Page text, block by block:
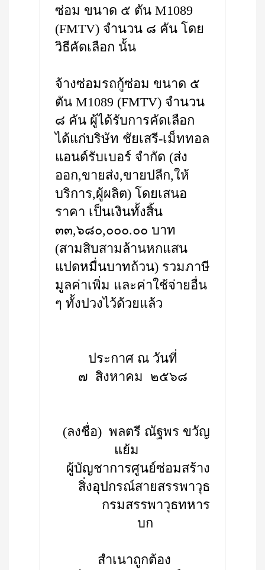
ซ่อม ขนาด ๕ ตัน M1089
(FMTV) จำนวน ๘ คัน โดย
วิธีคัดเลือก นั้น
จ้างซ่อมรถกู้ซ่อม ขนาด ๕
ตัน M1089 (FMTV) จำนวน
๘ คัน ผู้ได้รับการคัดเลือก
ได้แก่บริษัท ชัยเสรี-เม็ททอล
แอนด์รับเบอร์ จำกัด (ส่ง
ออก,ขายส่ง,ขายปลีก,ให้
บริการ,ผู้ผลิต) โดยเสนอ
ราคา เป็นเงินทั้งสิ้น
๓๓,๖๘๐,๐๐๐.๐๐ บาท
(สามสิบสามล้านหกแสน
แปดหมื่นบาทถ้วน) รวมภาษี
มูลค่าเพิ่ม และค่าใช้จ่ายอื่น
ๆ ทั้งปวงไว้ด้วยแล้ว
ประกาศ ณ วันที่
๗ สิงหาคม ๒๕๖๘
(ลงชื่อ) พลตรี ณัฐพร ขวัญ
แย้ม
ผู้บัญชาการศูนย์ซ่อมสร้าง
สิ่งอุปกรณ์สายสรรพาวุธ
กรมสรรพาวุธทหาร
บก
สำเนาถูกต้อง